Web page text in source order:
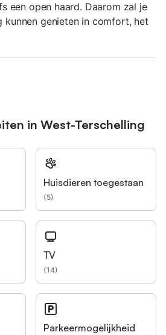
een open haard. Daarom zal je
kunnen genieten in comfort, het
in West-Terschelling
Huisdieren toegestaan
(5)
TV
(14)
Parkeermogelijkheid